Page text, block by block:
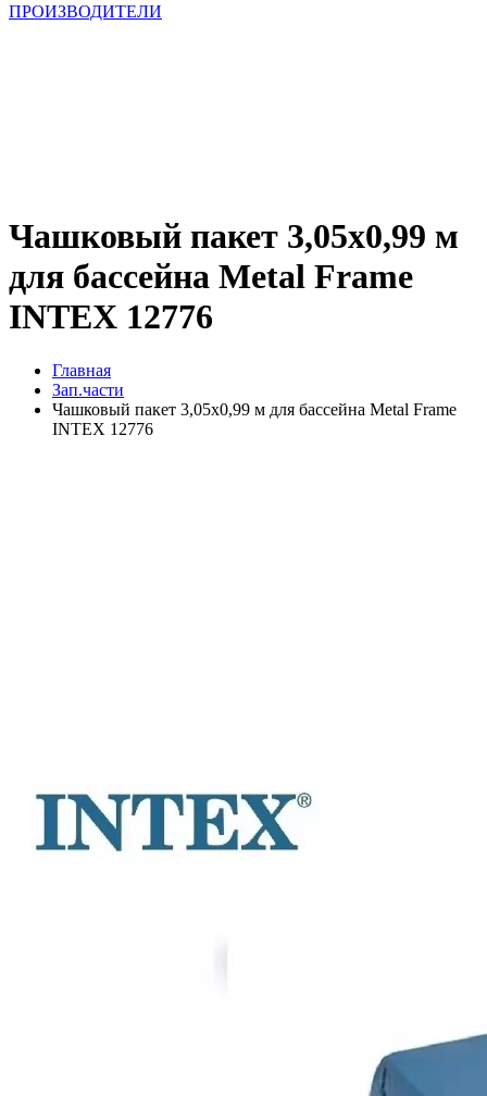
ПРОИЗВОДИТЕЛИ
Чашковый пакет 3,05x0,99 м
для бассейна Metal Frame
INTEX 12776
Главная
Зап.части
Чашковый пакет 3,05x0,99 м для бассейна Metal Frame
INTEX 12776